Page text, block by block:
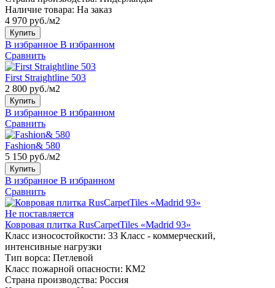
Наличие товара: На заказ
4 970 руб./м2
Купить
В избранное В избранном
Сравнить
First Straightline 503
2 800 руб./м2
Купить
В избранное В избранном
Сравнить
Fashion& 580
5 150 руб./м2
Купить
В избранное В избранном
Сравнить
Не поставляется
Ковровая плитка RusCarpetTiles «Madrid 93»
Класс износостойкости: 33 Класс - коммерческий,
интенсивные нагрузки
Тип ворса: Петлевой
Класс пожарной опасности: КМ2
Страна производства: Россия